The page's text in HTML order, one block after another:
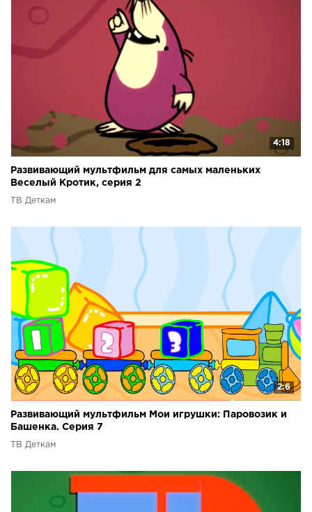
4:18
Развивающий мультфильм для самых маленьких
Веселый Кротик, серия 2
ТВ Деткам
2:6
Развивающий мультфильм Мои игрушки: Паровозик и
Башенка. Серия 7
ТВ Деткам